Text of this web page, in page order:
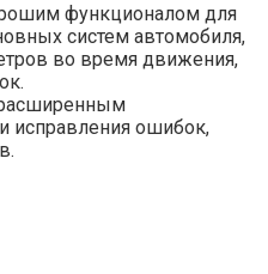
функционалом для
систем автомобиля,
во время движения,
расширенным
исправления ошибок,